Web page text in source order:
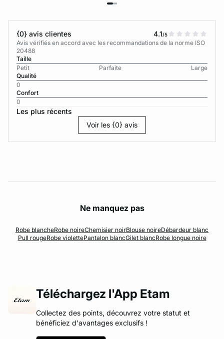
{0} avis clientes 4.1/5
Avis vérifiés en accord avec les recommandations de la norme ISO
20488
Taille
Petit
Parfaite
Large
Qualité
0
Confort
0
Les plus récents
Voir les {0} avis
Ne manquez pas
Robe blancheRobe noireChemisier noirBlouse noireDébardeur blanc
Pull rougeRobe violettePantalon blancGilet blancRobe longue noire
Téléchargez l'App Etam
Collectez des points, découvrez votre statut et
bénéficiez d'avantages exclusifs !